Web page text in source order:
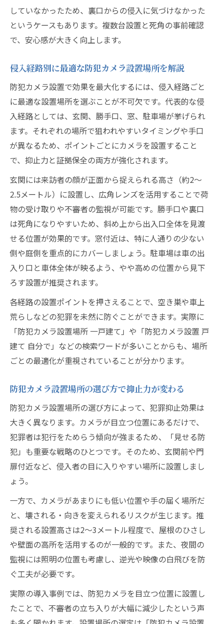
していなかったため、裏口からの侵入に気づけなかった
というケースもあります。複数台設置と死角の事前確認
で、安心感が大きく向上します。
侵入経路別に最適な防犯カメラ設置場所を解説
防犯カメラ設置で効果を最大化するには、侵入経路ごと
に最適な設置場所を選ぶことが不可欠です。代表的な侵
入経路としては、玄関、勝手口、窓、駐車場が挙げられ
ます。それぞれの場所で狙われやすいタイミングや手口
が異なるため、ポイントごとにカメラを設置すること
で、抑止力と証拠保全の両方が強化されます。
玄関には来訪者の顔が正面から捉えられる高さ（約2～
2.5メートル）に設置し、広角レンズを活用することで荷
物の受け取りや不審者の監視が可能です。勝手口や裏口
は死角になりやすいため、斜め上から出入口全体を見渡
せる位置が効果的です。窓付近は、特に人通りの少ない
側や庭側を重点的にカバーしましょう。駐車場は車の出
入り口と車体全体が映るよう、やや高めの位置から見下
ろす設置が推奨されます。
各経路の設置ポイントを押さえることで、空き巣や車上
荒らしなどの犯罪を未然に防ぐことができます。実際に
「防犯カメラ設置場所 一戸建て」や「防犯カメラ設置 戸
建て 自分で」などの検索ワードが多いことからも、場所
ごとの最適化が重視されていることが分かります。
防犯カメラ設置場所の選び方で抑止力が変わる
防犯カメラ設置場所の選び方によって、犯罪抑止効果は
大きく異なります。カメラが目立つ位置にあるだけで、
犯罪者は犯行をためらう傾向が強まるため、「見せる防
犯」も重要な戦略のひとつです。そのため、玄関前や門
扉付近など、侵入者の目に入りやすい場所に設置しまし
ょう。
一方で、カメラがあまりにも低い位置や手の届く場所だ
と、壊される・向きを変えられるリスクが生じます。推
奨される設置高さは2～3メートル程度で、屋根のひさし
や壁面の高所を活用するのが一般的です。また、夜間の
監視には照明の位置も考慮し、逆光や映像の白飛びを防
ぐ工夫が必要です。
実際の導入事例では、防犯カメラを目立つ位置に設置し
たことで、不審者の立ち入りが大幅に減少したという声